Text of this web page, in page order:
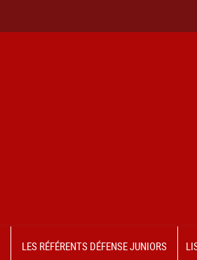
LES RÉFÉRENTS DÉFENSE JUNIORS